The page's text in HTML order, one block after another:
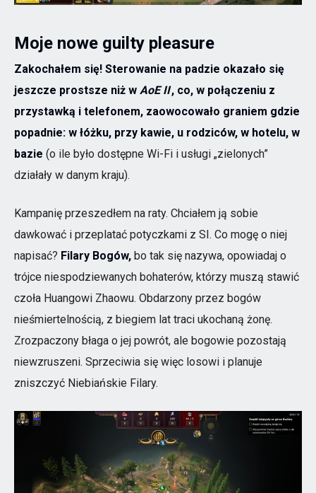
Moje nowe guilty pleasure
Zakochałem się! Sterowanie na padzie okazało się
jeszcze prostsze niż w AoE II, co, w połączeniu z
przystawką i telefonem, zaowocowało graniem gdzie
popadnie: w łóżku, przy kawie, u rodziców, w hotelu, w
bazie (o ile było dostępne Wi-Fi i usługi „zielonych”
działały w danym kraju).
Kampanię przeszedłem na raty. Chciałem ją sobie
dawkować i przeplatać potyczkami z SI. Co mogę o niej
napisać? Filary Bogów, bo tak się nazywa, opowiadaj o
trójce niespodziewanych bohaterów, którzy muszą stawić
czoła Huangowi Zhaowu. Obdarzony przez bogów
nieśmiertelnością, z biegiem lat traci ukochaną żonę.
Zrozpaczony błaga o jej powrót, ale bogowie pozostają
niewzruszeni. Sprzeciwia się więc losowi i planuje
zniszczyć Niebiańskie Filary.